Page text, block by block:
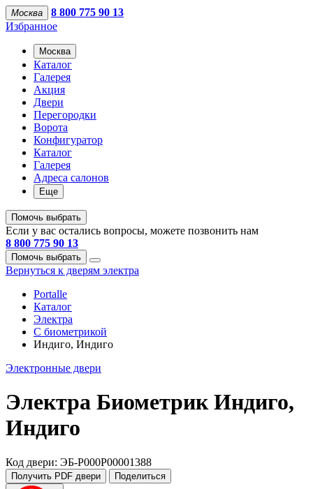
Москва
8 800 775 90 13
Избранное
Москва
Каталог
Галерея
Акция
Двери
Перегородки
Ворота
Конфигуратор
Каталог
Галерея
Адреса салонов
Еще
Помочь выбрать
Если у вас остались вопросы, можете позвонить нам
8 800 775 90 13
Помочь выбрать
Вернуться к дверям электра
Portalle
Каталог
Электра
С биометрикой
Индиго, Индиго
Электронные двери
Электра Биометрик Индиго,
Индиго
Код двери: ЭБ-P000P00001388
Получить PDF двери Поделиться